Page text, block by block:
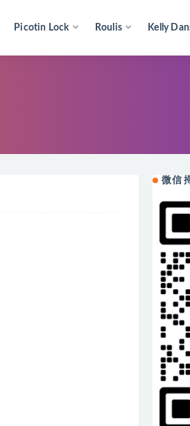
Picotin Lock Roulis Kelly
微信